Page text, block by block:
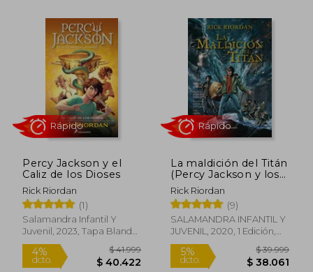
$ 42.334 $
Percy Jackson y el
Caliz de los Dioses
Rick Riordan
(1)
Salamandra Infantil Y
Juvenil, 2023, Tapa Blanda,
Nuevo
La maldición del Titán
(Percy Jackson y los
dioses del Olimpo
novela gráfica 3) -
Rick Riordan - Libro
Físico
Rick Riordan
(9)
SALAMANDRA INFANTIL Y
JUVENIL, 2020, 1 Edición,
Tapa Blanda, Nuevo